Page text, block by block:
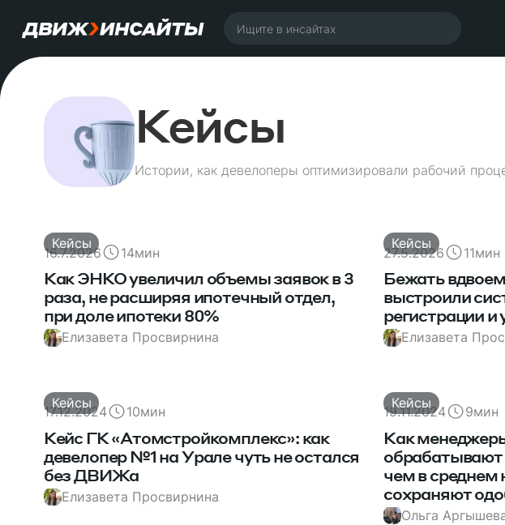
Кейсы
Истории, как девелоперы оптимизировали рабочий
16.7.2026 14мин
Как ЭНКО увеличил объемы заявок в 3
раза, не расширяя ипотечный отдел,
при доле ипотеки 80%
Елизавета Просвирнина
Кейсы
27.5.2026 11мин
Бежать
выстроили
регистрации и
Елизавета
Кейсы
17.12.2024 10мин
Кейс ГК «Атомстройкомплекс»: как
девелопер №1 на Урале чуть не остался
без ДВИЖа
Елизавета Просвирнина
Кейсы
19.11.2024 9мин
Как
обрабатывают
чем в среднем
сохраняют
Ольга
Кейсы